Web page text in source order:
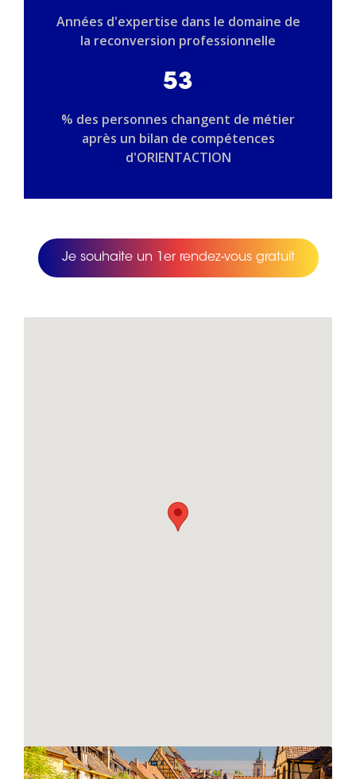
Années d'expertise dans le domaine de
la reconversion professionnelle
53
% des personnes changent de métier
après un bilan de compétences
d'ORIENTACTION
Je souhaite un 1er rendez-vous gratuit